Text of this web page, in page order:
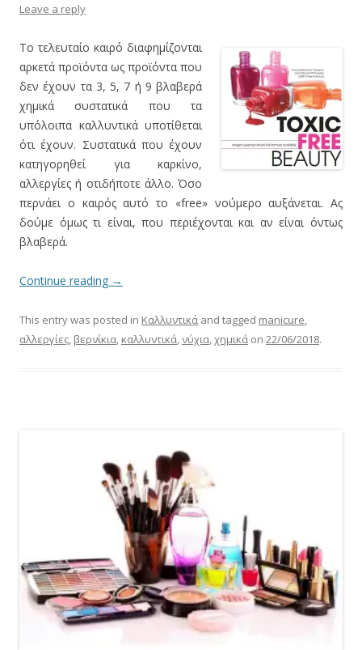
Leave a reply
Το τελευταίο καιρό διαφημίζονται
αρκετά προϊόντα ως προϊόντα που
δεν έχουν τα 3, 5, 7 ή 9 βλαβερά
χημικά συστατικά που τα
υπόλοιπα καλλυντικά υποτίθεται
ότι έχουν. Συστατικά που έχουν
κατηγορηθεί για καρκίνο,
αλλεργίες ή οτιδήποτε άλλο. Όσο
περνάει ο καιρός αυτό το «free» νούμερο αυξάνεται. Ας
δούμε όμως τι είναι, που περιέχονται και αν είναι όντως
βλαβερά.
Continue reading →
This entry was posted in Καλλυντικά and tagged manicure,
αλλεργίες, βερνίκια, καλλυντικά,νύχια,χημικά on 22/06/2018.